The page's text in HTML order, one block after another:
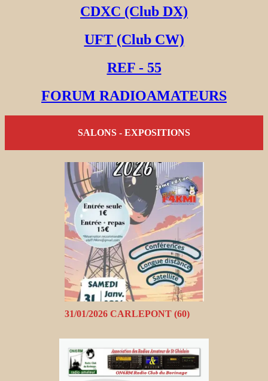
CDXC (Club DX)
UFT (Club CW)
REF - 55
FORUM RADIOAMATEURS
SALONS - EXPOSITIONS
31/01/2026 CARLEPONT (60)